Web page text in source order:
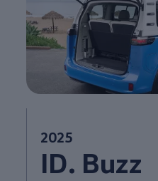
2025
ID. Buzz